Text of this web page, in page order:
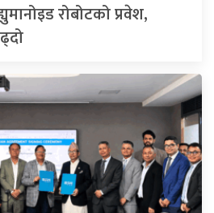
रोबोटको प्रवेश,